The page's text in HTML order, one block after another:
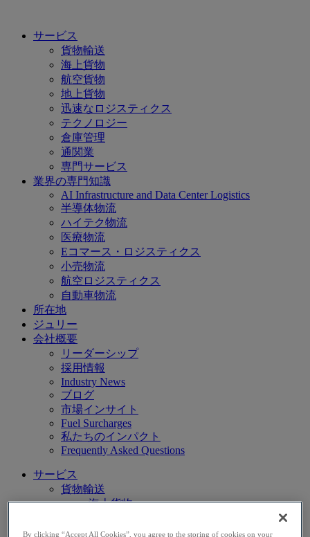
サービス
貨物輸送
海上貨物
航空貨物
地上貨物
迅速なロジスティクス
テクノロジー
倉庫管理
通関業
専門サービス
業界の専門知識
AI Infrastructure and Data Center Logistics
半導体物流
ハイテク物流
医療物流
Eコマース・ロジスティクス
小売物流
航空ロジスティクス
自動車物流
所在地
ジュリー
会社概要
リーダーシップ
採用情報
Industry News
ブログ
市場インサイト
Fuel Surcharges
私たちのインパクト
Frequently Asked Questions
サービス
貨物輸送
海上貨物
地上貨物
By clicking “Accept All Cookies”, you agree to the storing of cookies on your